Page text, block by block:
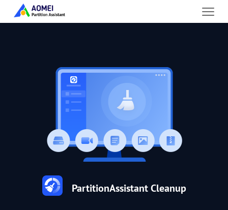
PartitionAssistant Cleanup